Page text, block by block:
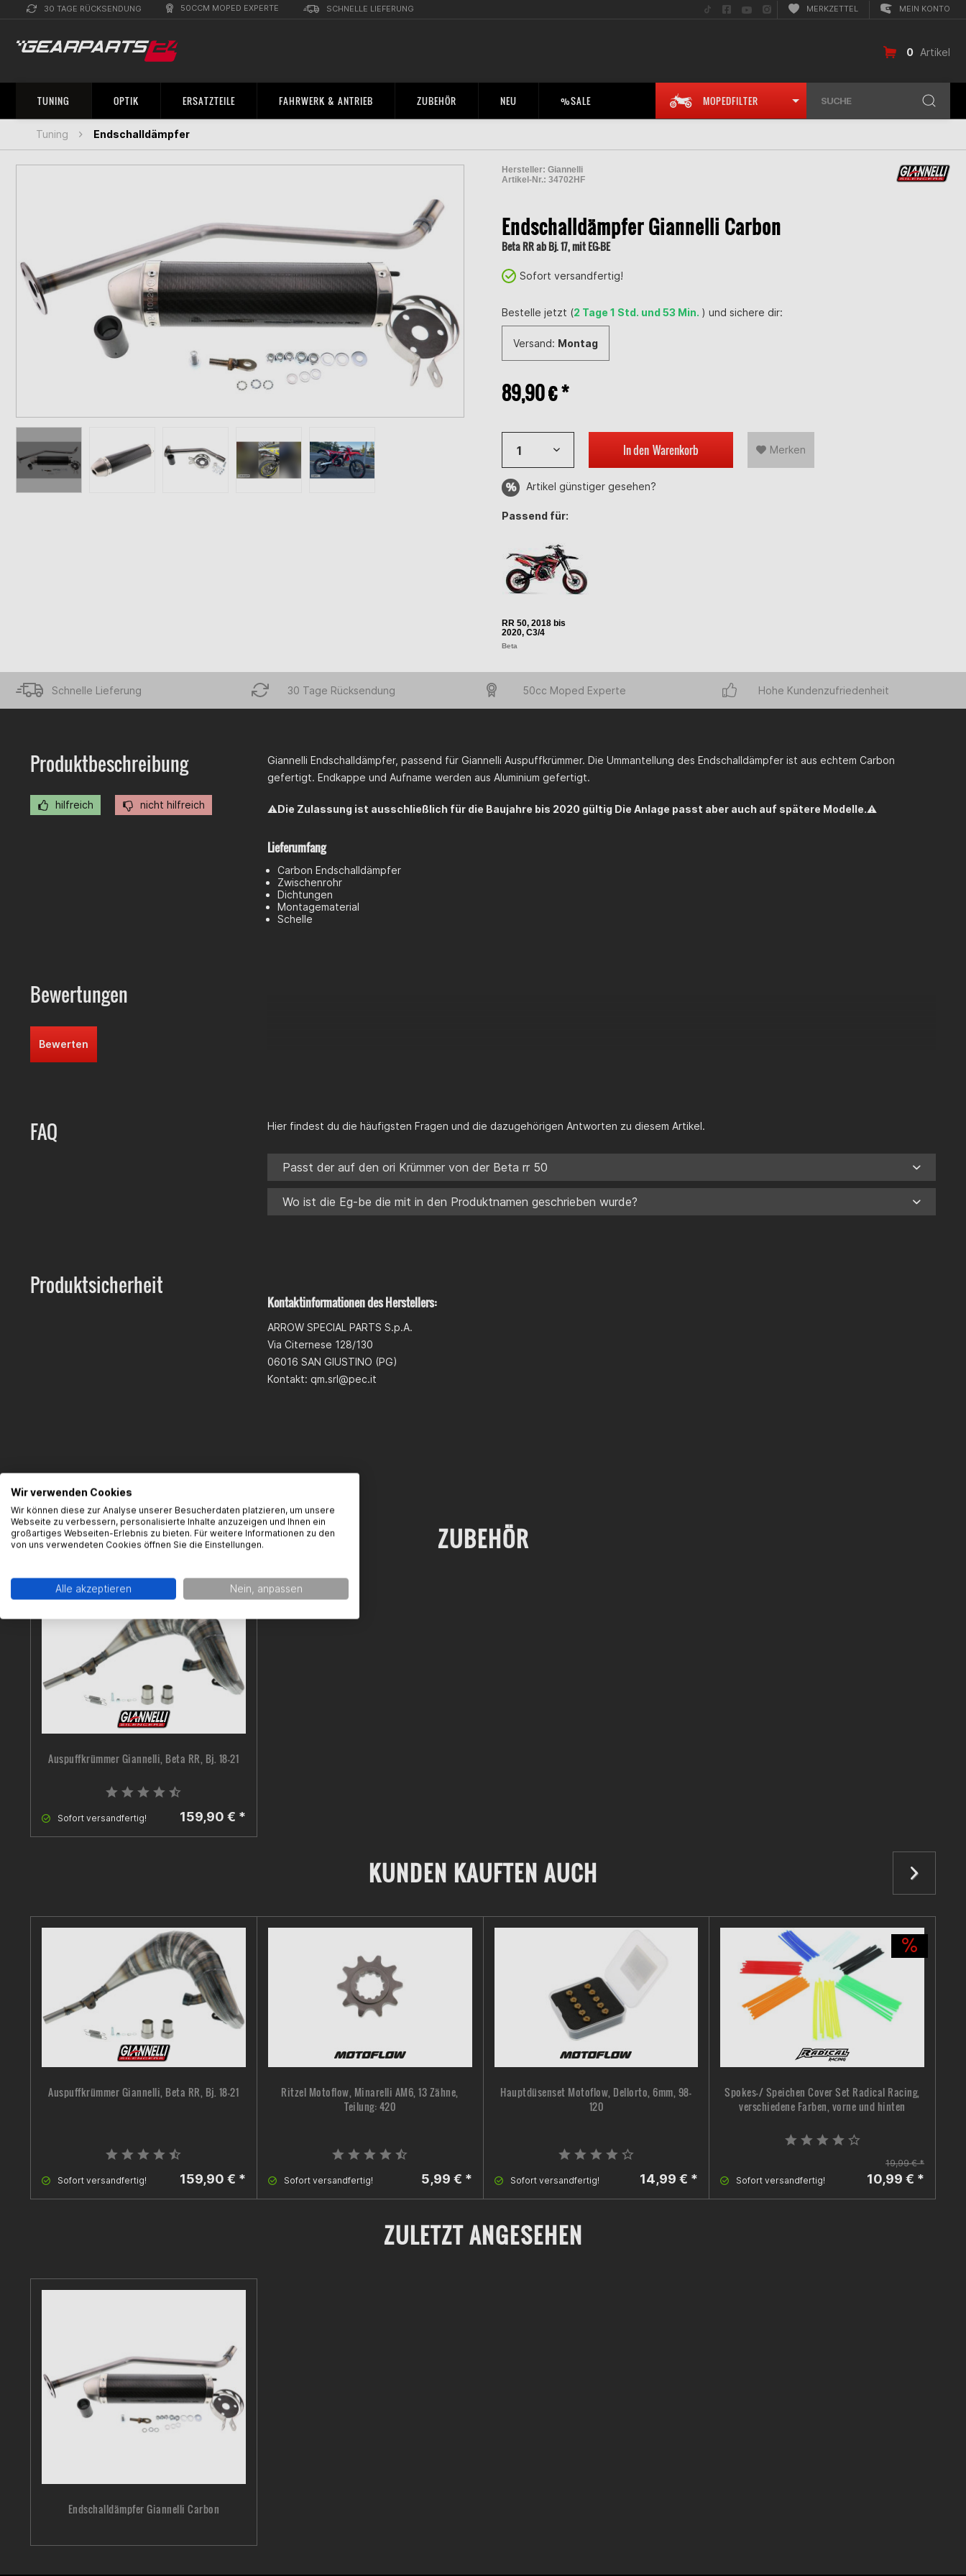
30 TAGE RÜCKSENDUNG 50CCM MOPED EXPERTE SCHNELLE LIEFERUNG
Folge
uns
Folge
uns
Folge
uns
Folge
uns
MERKZETTEL MEIN KONTO
0 Artikel
TUNING OPTIK ERSATZTEILE FAHRWERK & ANTRIEB ZUBEHÖR NEU %SALE MOPEDFILTER SUCHE
Tuning Endschalldämpfer
Hersteller: Giannelli
Artikel-Nr.: 34702HF
Endschalldämpfer Giannelli Carbon
Beta RR ab Bj. 17, mit EG-BE
Sofort versandfertig!
Bestelle jetzt (2 Tage 1 Std. und 53 Min. ) und sichere dir:
Versand: Montag
89,90 € *
In den Warenkorb Merken
Artikel günstiger gesehen?
Passend für:
RR 50, 2018 bis
2020, C3/4
Beta
Schnelle Lieferung 30 Tage Rücksendung 50cc Moped Experte Hohe Kundenzufriedenheit
Produktbeschreibung
hilfreich nicht hilfreich
Giannelli Endschalldämpfer, passend für Giannelli Auspuffkrümmer. Die Ummantellung des Endschalldämpfer ist aus echtem Carbon
gefertigt. Endkappe und Aufname werden aus Aluminium gefertigt.
⚠️Die Zulassung ist ausschließlich für die Baujahre bis 2020 gültig Die Anlage passt aber auch auf spätere Modelle.⚠️
Lieferumfang
Carbon Endschalldämpfer
Zwischenrohr
Dichtungen
Montagematerial
Schelle
Bewertungen
Bewerten
FAQ Hier findest du die häufigsten Fragen und die dazugehörigen Antworten zu diesem Artikel.
Passt der auf den ori Krümmer von der Beta rr 50
Wo ist die Eg-be die mit in den Produktnamen geschrieben wurde?
Produktsicherheit
Kontaktinformationen des Herstellers:
ARROW SPECIAL PARTS S.p.A.
Via Citernese 128/130
06016 SAN GIUSTINO (PG)
Kontakt: qm.srl@pec.it
ZUBEHÖR
Auspuffkrümmer Giannelli, Beta RR, Bj. 18-21
Sofort versandfertig! 159,90 € *
KUNDEN KAUFTEN AUCH
Auspuffkrümmer Giannelli, Beta RR, Bj. 18-21
Sofort versandfertig! 159,90 € *
Ritzel Motoflow, Minarelli AM6, 13 Zähne,
Teilung: 420
Sofort versandfertig! 5,99 € *
Hauptdüsenset Motoflow, Dellorto, 6mm, 98-
120
Sofort versandfertig! 14,99 € *
Spokes-/ Speichen Cover Set Radical Racing,
verschiedene Farben, vorne und hinten
Sofort versandfertig!
19,99 € *
10,99 € *
ZULETZT ANGESEHEN
Endschalldämpfer Giannelli Carbon
Wir verwenden Cookies
Wir können diese zur Analyse unserer Besucherdaten platzieren, um unsere
Webseite zu verbessern, personalisierte Inhalte anzuzeigen und Ihnen ein
großartiges Webseiten-Erlebnis zu bieten. Für weitere Informationen zu den
von uns verwendeten Cookies öffnen Sie die Einstellungen.
Alle akzeptieren Nein, anpassen